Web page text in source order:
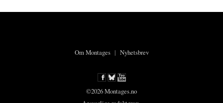
Om Montages| Nyhetsbrev
©2026 Montages.no